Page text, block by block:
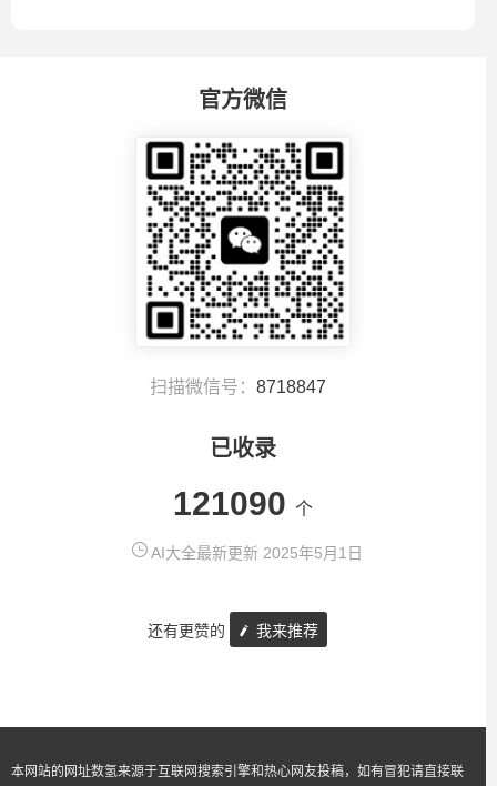
官方微信
扫描微信号： 8718847
已收录
121090 个
AI大全最新更新 2025年5月1日
还有更赞的 我来推荐
本网站的网址数氢来源于互联网搜索引擎和热心网友投稿，如有冒犯请直接联